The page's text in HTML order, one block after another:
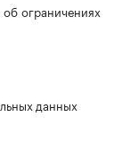
ограничениях
данных